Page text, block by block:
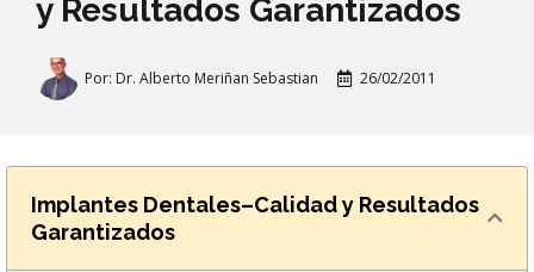
y Resultados Garantizados
Por: Dr. Alberto Meriñan Sebastian 26/02/2011
Implantes Dentales–Calidad y Resultados
Garantizados